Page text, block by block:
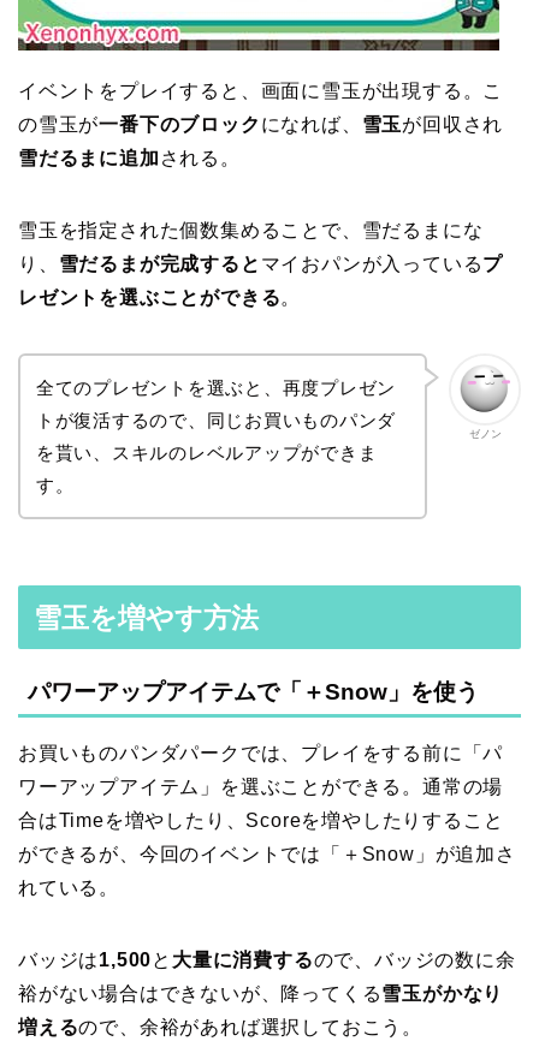
イベントをプレイすると、画面に雪玉が出現する。こ
の雪玉が一番下のブロック になれば、 雪玉が回収され
雪だるまに追加 される。
雪玉を指定された個数集めることで、雪だるまにな
り、 雪だるまが完成すると マイおパンが入っているプ
レゼントを選ぶことができる。
ゼノン
全てのプレゼントを選ぶと、再度プレゼン
トが復活するので、同じお買いものパンダ
を貰い、スキルのレベルアップができま
す。
雪玉を増やす方法
パワーアップアイテムで「＋Snow」を使う
お買いものパンダパークでは、プレイをする前に「パ
ワーアップアイテム」を選ぶことができる。通常の場
合はTimeを増やしたり、Scoreを増やしたりすること
ができるが、今回のイベントでは「＋Snow」が追加さ
れている。
バッジは1,500と 大量に消費するので、バッジの数に余
裕がない場合はできないが、降ってくる雪玉がかなり
増えるので、余裕があれば選択しておこう。